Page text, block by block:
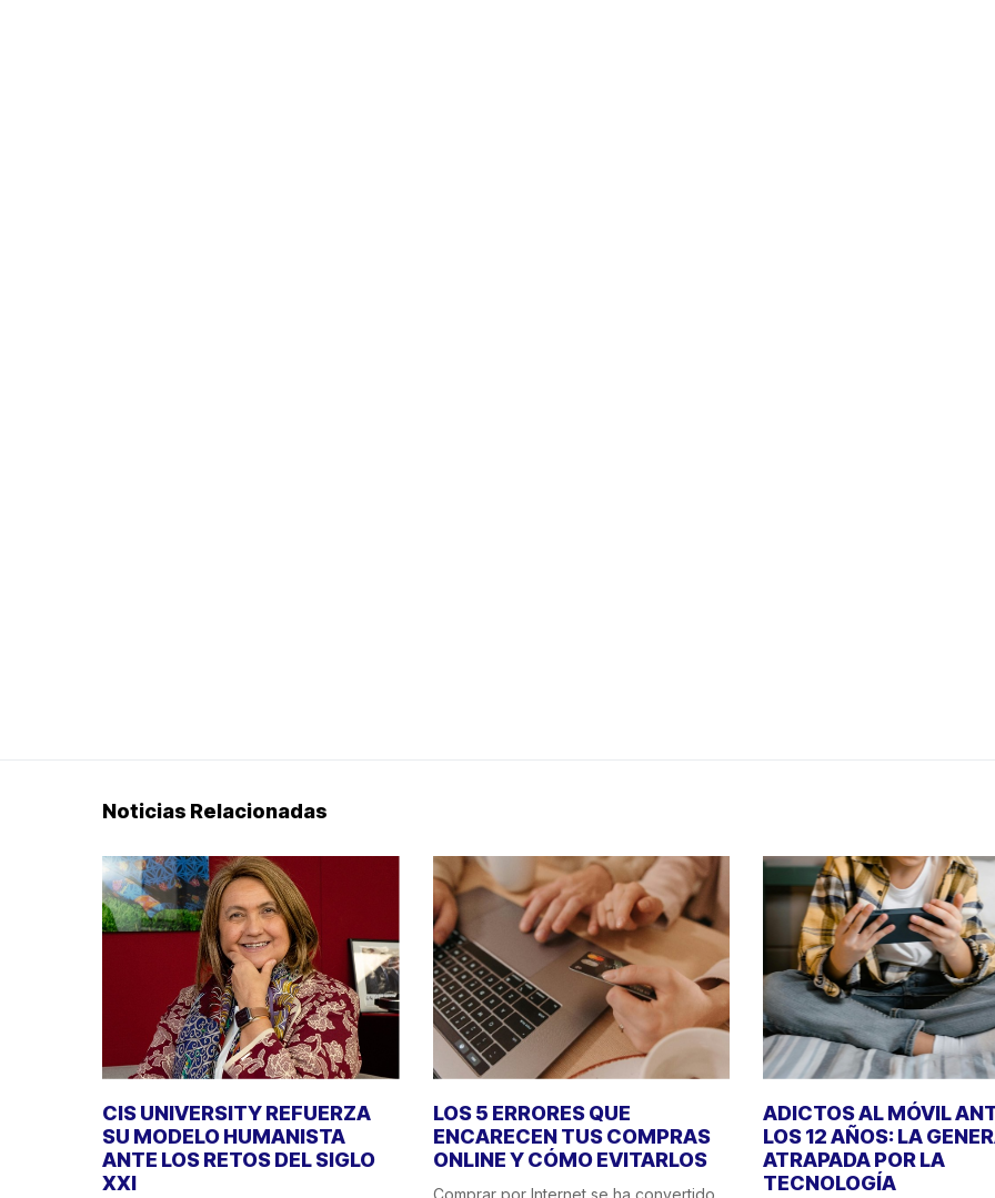
Noticias Relacionadas
CIS UNIVERSITY REFUERZA
SU MODELO HUMANISTA
ANTE LOS RETOS DEL SIGLO
XXI
LOS 5 ERRORES QUE
ENCARECEN TUS COMPRAS
ONLINE Y CÓMO EVITARLOS
Comprar por Internet se ha convertido
ADICTOS AL MÓVIL
LOS 12 AÑOS: LA
ATRAPADA POR LA
TECNOLOGÍA